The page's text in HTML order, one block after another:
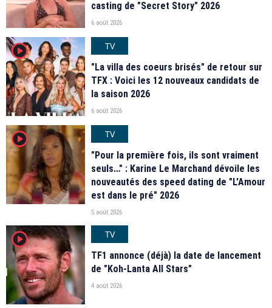
casting de "Secret Story" 2026
6 août 2026
player2
TV
"La villa des coeurs brisés" de retour sur
TFX : Voici les 12 nouveaux candidats de
la saison 2026
6 août 2026
player2
TV
"Pour la première fois, ils sont vraiment
seuls…" : Karine Le Marchand dévoile les
nouveautés des speed dating de "L'Amour
est dans le pré" 2026
5 août 2026
player2
TV
TF1 annonce (déjà) la date de lancement
de "Koh-Lanta All Stars"
4 août 2026